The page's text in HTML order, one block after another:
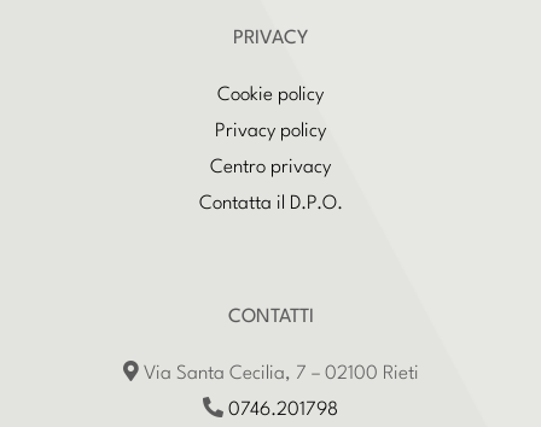
PRIVACY
Cookie policy
Privacy policy
Centro privacy
Contatta il D.P.O.
CONTATTI
Via Santa Cecilia, 7 – 02100 Rieti
0746.201798